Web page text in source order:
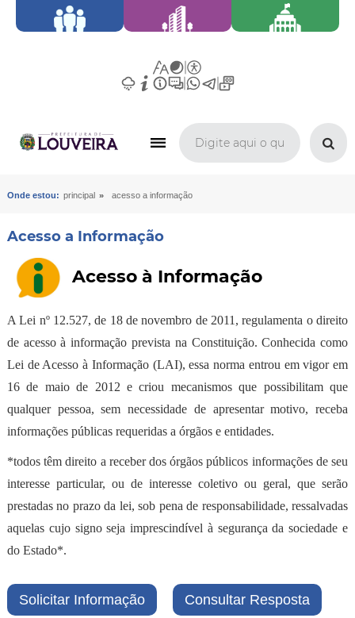
Onde estou: principal » acesso a informação
Acesso a Informação
Acesso à Informação
A Lei nº 12.527, de 18 de novembro de 2011, regulamenta o direito
de acesso à informação prevista na Constituição. Conhecida como
Lei de Acesso à Informação (LAI), essa norma entrou em vigor em
16 de maio de 2012 e criou mecanismos que possibilitam que
qualquer pessoa, sem necessidade de apresentar motivo, receba
informações públicas requeridas a órgãos e entidades.
*todos têm direito a receber dos órgãos públicos informações de seu
interesse particular, ou de interesse coletivo ou geral, que serão
prestadas no prazo da lei, sob pena de responsabilidade, ressalvadas
aquelas cujo signo seja imprescindível à segurança da sociedade e
do Estado*.